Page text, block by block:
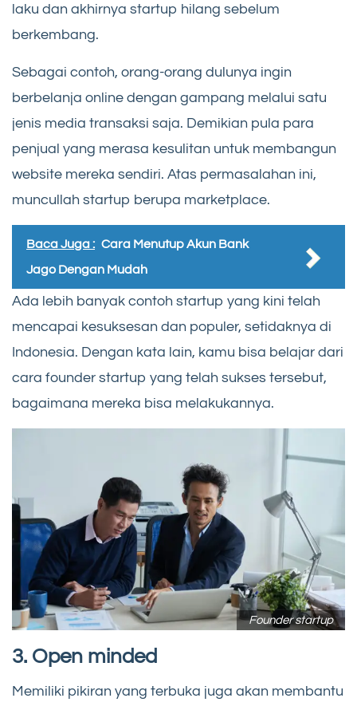
laku dan akhirnya startup hilang sebelum
berkembang.
Sebagai contoh, orang-orang dulunya ingin
berbelanja online dengan gampang melalui satu
jenis media transaksi saja. Demikian pula para
penjual yang merasa kesulitan untuk membangun
website mereka sendiri. Atas permasalahan ini,
muncullah startup berupa marketplace.
Baca Juga : Cara Menutup Akun Bank
Jago Dengan Mudah
Ada lebih banyak contoh startup yang kini telah
mencapai kesuksesan dan populer, setidaknya di
Indonesia. Dengan kata lain, kamu bisa belajar dari
cara founder startup yang telah sukses tersebut,
bagaimana mereka bisa melakukannya.
Founder startup
3. Open minded
Memiliki pikiran yang terbuka juga akan membantu